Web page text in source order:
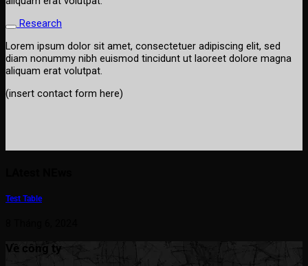
Research
Lorem ipsum dolor sit amet, consectetuer adipiscing elit, sed
diam nonummy nibh euismod tincidunt ut laoreet dolore magna
aliquam erat volutpat.
(insert contact form here)
Test Table
Về công ty